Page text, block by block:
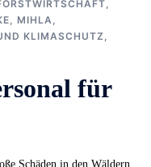
MIHLA
KLIMASCHUTZ
für
Schäden in den Wäldern.